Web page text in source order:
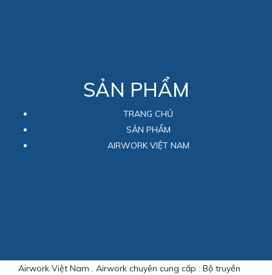
SẢN PHẨM
TRANG CHỦ
SẢN PHẨM
AIRWORK VIỆT NAM
Airwork Việt Nam . Airwork chuyên cung cấp : Bộ truyền